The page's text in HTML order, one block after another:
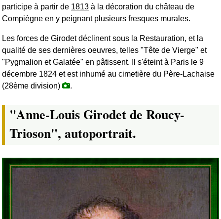
participe à partir de 1813 à la décoration du château de
Compiègne en y peignant plusieurs fresques murales.
Les forces de Girodet déclinent sous la Restauration, et la
qualité de ses dernières oeuvres, telles "Tête de Vierge" et
"Pygmalion et Galatée" en pâtissent. Il s'éteint à Paris le 9
décembre 1824 et est inhumé au cimetière du Père-Lachaise
(28ème division)
.
"Anne-Louis Girodet de Roucy-
Trioson", autoportrait.